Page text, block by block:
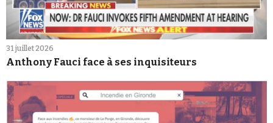
31 juillet 2026
Anthony Fauci face à ses inquisiteurs